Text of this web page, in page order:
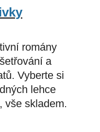
romány
a
Vyberte si
lehce
vše skladem.